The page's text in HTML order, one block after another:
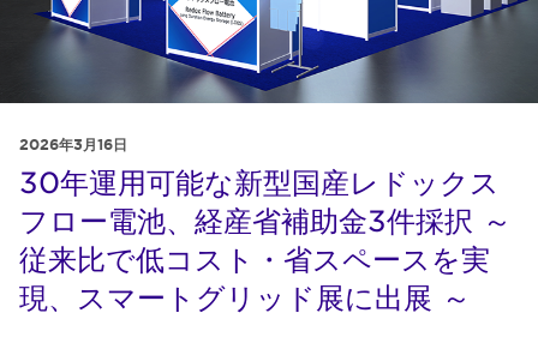
2026年3月16日
30年運用可能な新型国産レドックス
フロー電池、経産省補助金3件採択 ～
従来比で低コスト・省スペースを実
現、スマートグリッド展に出展 ～